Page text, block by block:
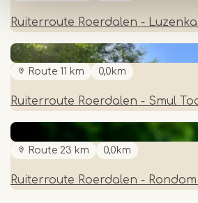
Ruiterroute Roerdalen -
Route 11 km 0,0km
Ruiterroute Roerdalen - Smul
Route 23 km 0,0km
Ruiterroute Roerdalen -